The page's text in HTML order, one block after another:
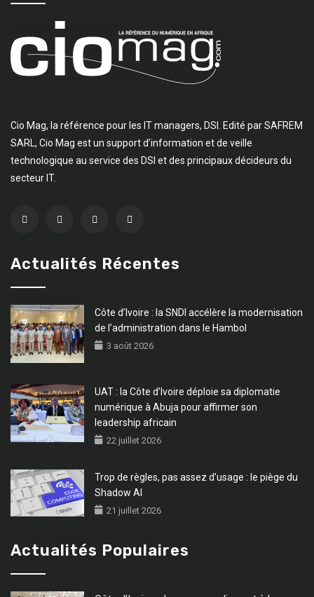
Cio Mag, la référence pour les IT managers, DSI. Edité par SAFREM
SARL, Cio Mag est un support d’information et de veille
technologique au service des DSI et des principaux décideurs du
secteur IT.
Actualités Récentes
Côte d’Ivoire : la SNDI accélère la modernisation
de l’administration dans le Hambol
3 août 2026
UAT : la Côte d’Ivoire déploie sa diplomatie
numérique à Abuja pour affirmer son
leadership africain
22 juillet 2026
Trop de règles, pas assez d’usage : le piège du
Shadow AI
21 juillet 2026
Actualités Populaires